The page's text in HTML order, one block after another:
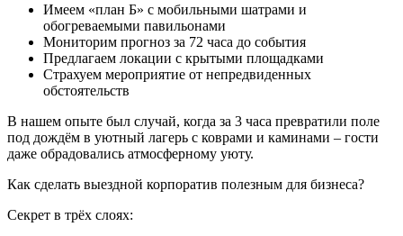
Имеем «план Б» с мобильными шатрами и
обогреваемыми павильонами
Мониторим прогноз за 72 часа до события
Предлагаем локации с крытыми площадками
Страхуем мероприятие от непредвиденных
обстоятельств
В нашем опыте был случай, когда за 3 часа превратили поле
под дождём в уютный лагерь с коврами и каминами – гости
даже обрадовались атмосферному уюту.
Как сделать выездной корпоратив полезным для бизнеса?
Секрет в трёх слоях: